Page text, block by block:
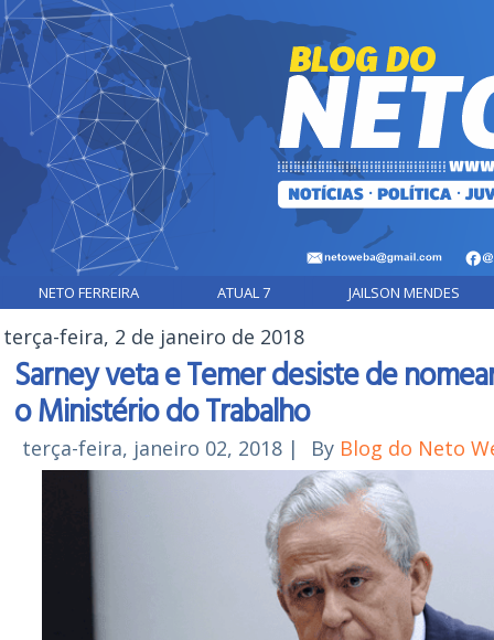
NETO FERREIRA ATUAL 7 JAILSON MENDES
terça-feira, 2 de janeiro de 2018
Sarney veta e Temer desiste de
o Ministério do Trabalho
terça-feira, janeiro 02, 2018 | By Blog do Neto